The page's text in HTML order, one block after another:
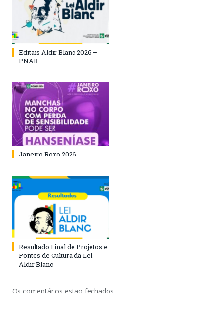
Editais Aldir Blanc 2026 –
PNAB
Janeiro Roxo 2026
Resultado Final de Projetos e
Pontos de Cultura da Lei
Aldir Blanc
Os comentários estão fechados.